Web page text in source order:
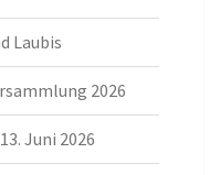
Laubis
2026
Juni 2026